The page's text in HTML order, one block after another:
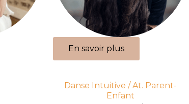
En savoir plus
Danse Intuitive / At. Parent-
Enfant